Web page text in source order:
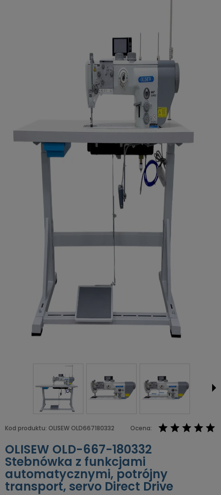
Ocena:
Kod produktu: OLISEW OLD667180332
OLISEW OLD-667-180332
Stebnówka z funkcjami
automatycznymi, potrójny
transport, servo Direct Drive